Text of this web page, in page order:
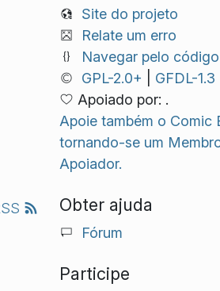
Site do projeto
Relate um erro
Navegar pelo
GPL-2.0+
GFDL-1.3
Apoiado por: .
Apoie também o Comic
tornando-se um
Apoiador.
Obter ajuda
Fórum
Participe